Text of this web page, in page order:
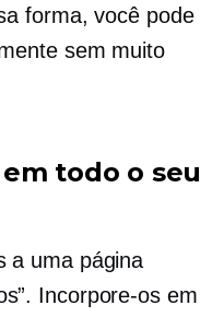
forma, você pode
sem muito
todo o seu
a uma página
Incorpore-os em